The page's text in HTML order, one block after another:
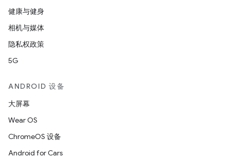
健康与健身
相机与媒体
隐私权政策
5G
ANDROID 设备
大屏幕
Wear OS
ChromeOS 设备
Android for Cars